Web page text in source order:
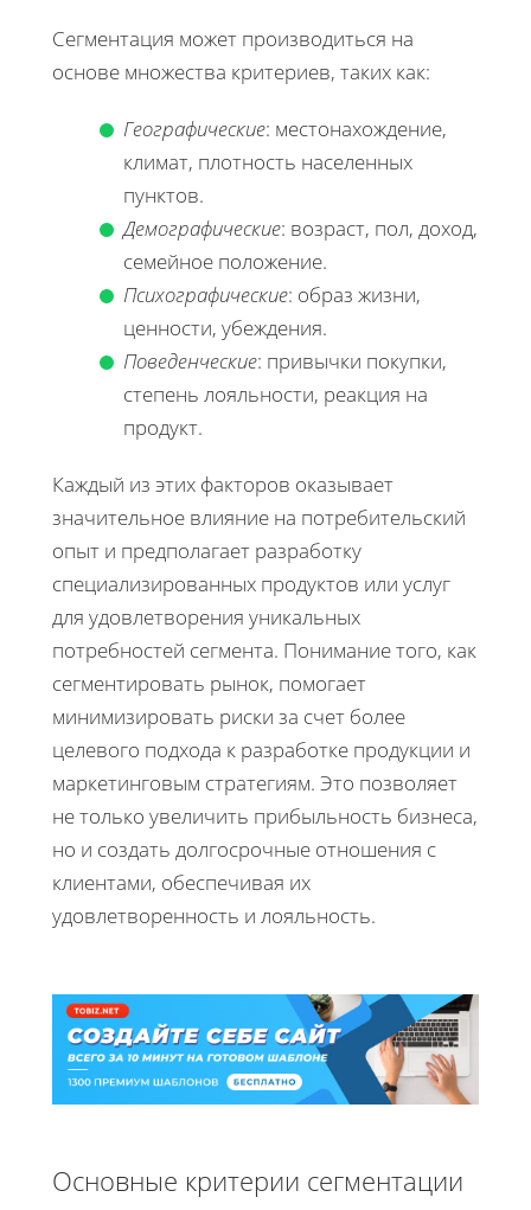
Сегментация может производиться на
основе множества критериев, таких как:
Географические: местонахождение,
климат, плотность населенных
пунктов.
Демографические: возраст, пол, доход,
семейное положение.
Психографические: образ жизни,
ценности, убеждения.
Поведенческие: привычки покупки,
степень лояльности, реакция на
продукт.
Каждый из этих факторов оказывает
значительное влияние на потребительский
опыт и предполагает разработку
специализированных продуктов или услуг
для удовлетворения уникальных
потребностей сегмента. Понимание того, как
сегментировать рынок, помогает
минимизировать риски за счет более
целевого подхода к разработке продукции и
маркетинговым стратегиям. Это позволяет
не только увеличить прибыльность бизнеса,
но и создать долгосрочные отношения с
клиентами, обеспечивая их
удовлетворенность и лояльность.
Основные критерии сегментации